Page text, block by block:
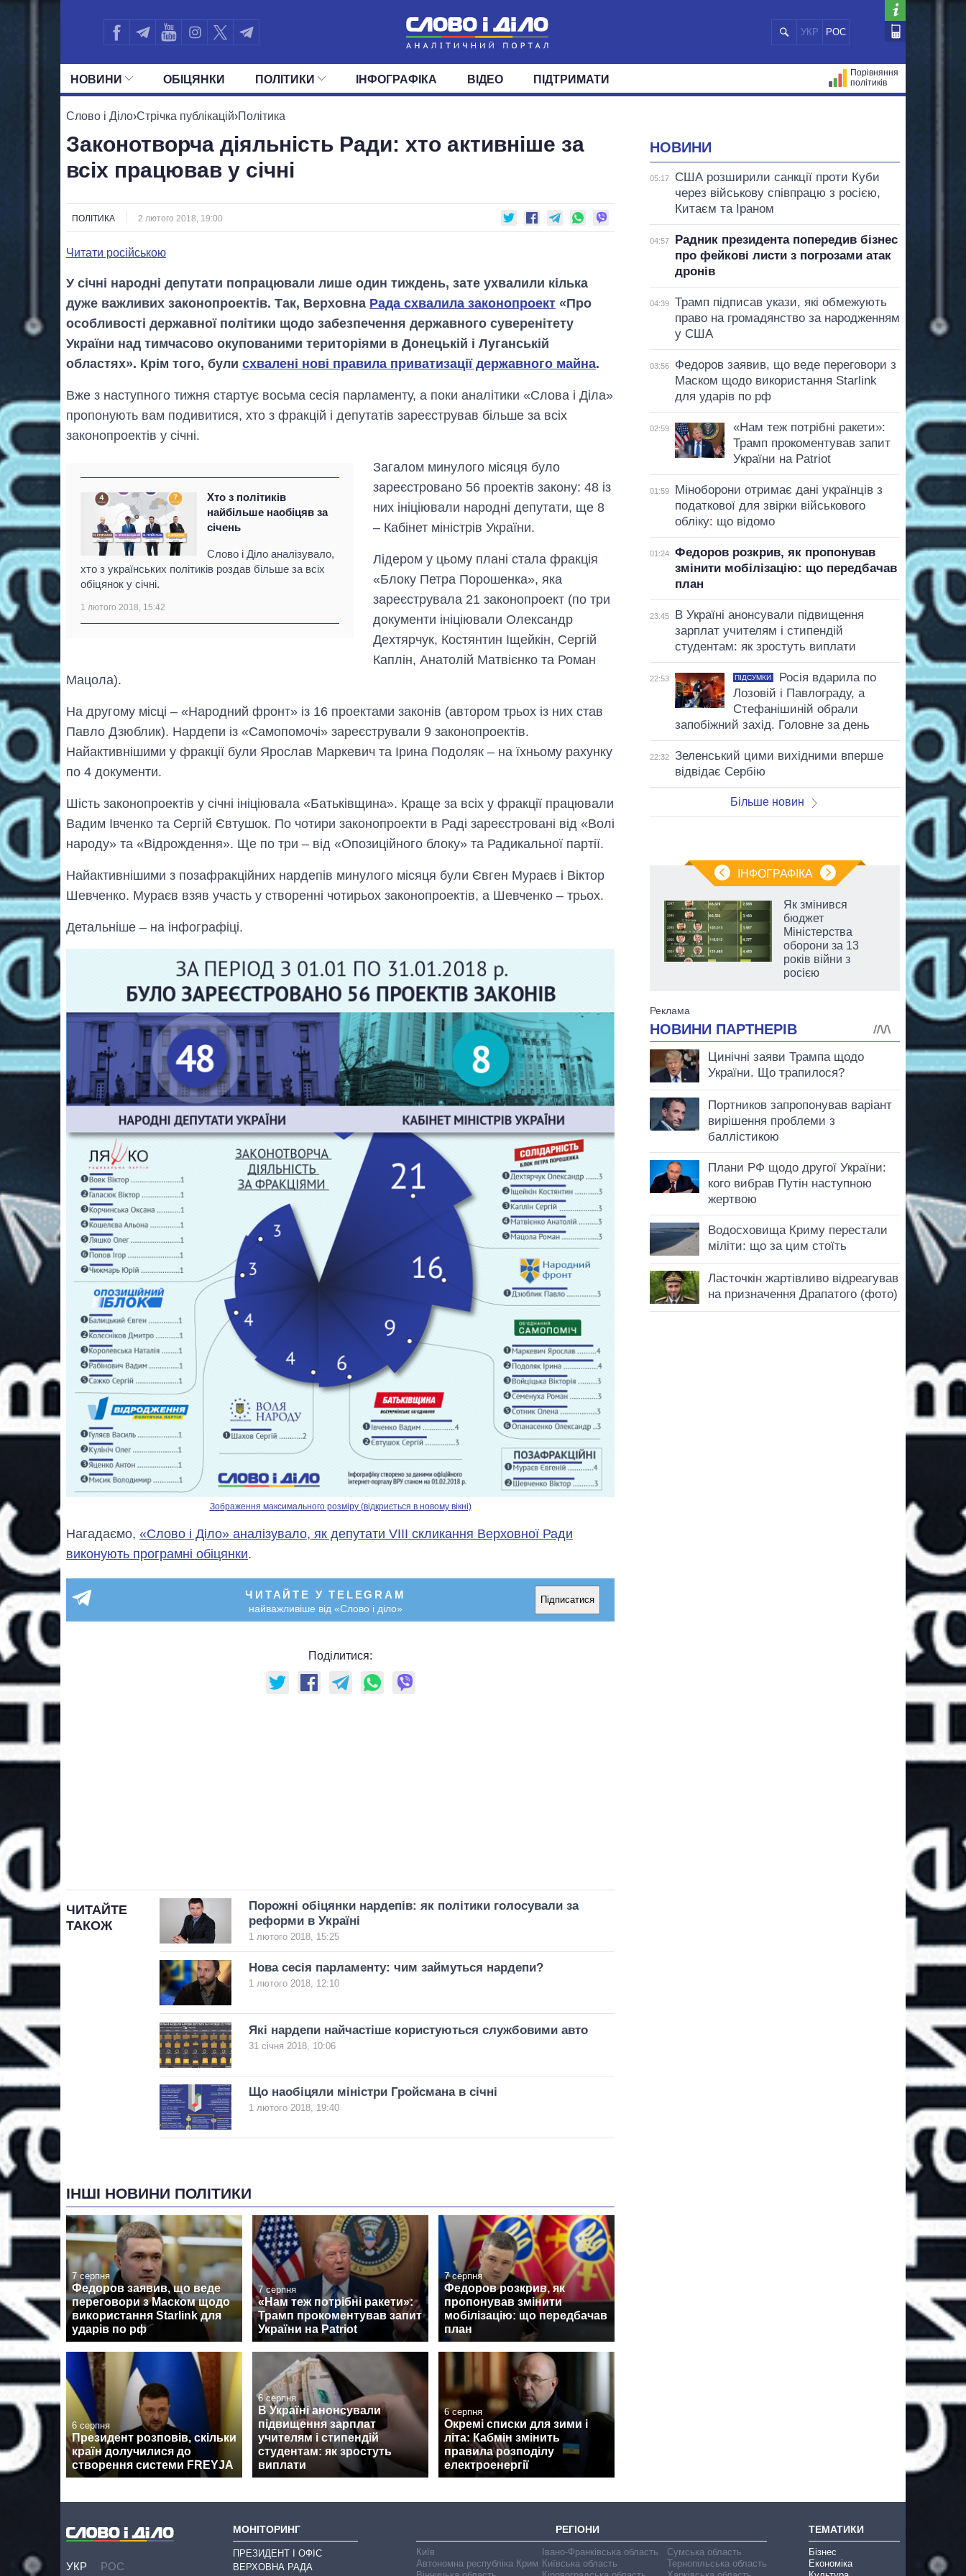
УКР РОС
НОВИНИ
ПОЛІТИКА ЕКОНОМІКА СУСПІЛЬСТВО СВІТ
ОБIЦЯНКИ ПОЛIТИКИ
УСІ ПОЛІТИКИ ПРЕЗИДЕНТ І ОФІС
ДЕПУТАТИ КОМІТЕТИ ФРАКЦІЇ ОКРУГИ
ІНФОГРАФІКА ВІДЕО ПІДТРИМАТИ
Порівняння
політиків
Слово і Діло›Стрічка публікацій›Політика
Законотворча діяльність Ради: хто активніше за
всіх працював у січні
ПОЛІТИКА 2 лютого 2018, 19:00
Читати російською
У січні народні депутати попрацювали лише один тиждень, зате ухвалили кілька
дуже важливих законопроектів. Так, Верховна Рада схвалила законопроект «Про
особливості державної політики щодо забезпечення державного суверенітету
України над тимчасово окупованими територіями в Донецькій і Луганській
областях». Крім того, були схвалені нові правила приватизації державного майна.
Вже з наступного тижня стартує восьма сесія парламенту, а поки аналітики «Слова і Діла»
пропонують вам подивитися, хто з фракцій і депутатів зареєстрував більше за всіх
законопроектів у січні.
Хто з політиків
найбільше наобіцяв за
січень
Слово і Діло аналізувало,
хто з українських політиків роздав більше за всіх
обіцянок у січні.
1 лютого 2018, 15:42
Загалом минулого місяця було
зареєстровано 56 проектів закону: 48 із
них ініціювали народні депутати, ще 8
– Кабінет міністрів України.
Лідером у цьому плані стала фракція
«Блоку Петра Порошенка», яка
зареєструвала 21 законопроект (по три
документи ініціювали Олександр
Дехтярчук, Костянтин Іщейкін, Сергій
Каплін, Анатолій Матвієнко та Роман
Мацола).
На другому місці – «Народний фронт» із 16 проектами законів (автором трьох із них став
Павло Дзюблик). Нардепи із «Самопомочі» зареєстрували 9 законопроектів.
Найактивнішими у фракції були Ярослав Маркевич та Ірина Подоляк – на їхньому рахунку
по 4 документи.
Шість законопроектів у січні ініціювала «Батьківщина». Краще за всіх у фракції працювали
Вадим Івченко та Сергій Євтушок. По чотири законопроекти в Раді зареєстровані від «Волі
народу» та «Відрождення». Ще по три – від «Опозиційного блоку» та Радикальної партії.
Найактивнішими з позафракційних нардепів минулого місяця були Євген Мураєв і Віктор
Шевченко. Мураєв взяв участь у створенні чотирьох законопроектів, а Шевченко – трьох.
Детальніше – на інфографіці.
Зображення максимального розміру (відкриється в новому вікні)
Нагадаємо, «Слово і Діло» аналізувало, як депутати VIII скликання Верховної Ради
виконують програмні обіцянки.
ЧИТАЙТЕ У TELEGRAM
найважливіше від «Слово і діло»
Підписатися
Поділитися:
ЧИТАЙТЕ
ТАКОЖ
Порожні обіцянки нардепів: як політики голосували за
реформи в Україні
1 лютого 2018, 15:25
Нова сесія парламенту: чим займуться нардепи?
1 лютого 2018, 12:10
Які нардепи найчастіше користуються службовими авто
31 січня 2018, 10:06
Що наобіцяли міністри Гройсмана в січні
1 лютого 2018, 19:40
ІНШІ НОВИНИ ПОЛІТИКИ
7 серпня
Федоров заявив, що веде
переговори з Маском щодо
використання Starlink для
ударів по рф
7 серпня
«Нам теж потрібні ракети»:
Трамп прокоментував запит
України на Patriot
7 серпня
Федоров розкрив, як
пропонував змінити
мобілізацію: що передбачав
план
6 серпня
Президент розповів, скільки
країн долучилися до
створення системи FREYJA
6 серпня
В Україні анонсували
підвищення зарплат
учителям і стипендій
студентам: як зростуть
виплати
6 серпня
Окремі списки для зими і
літа: Кабмін змінить
правила розподілу
електроенергії
НОВИНИ
05:17
США розширили санкції проти Куби
через військову співпрацю з росією,
Китаєм та Іраном
04:57
Радник президента попередив бізнес
про фейкові листи з погрозами атак
дронів
04:39
Трамп підписав укази, які обмежують
право на громадянство за народженням
у США
03:56
Федоров заявив, що веде переговори з
Маском щодо використання Starlink
для ударів по рф
02:59
«Нам теж потрібні ракети»:
Трамп прокоментував запит
України на Patriot
01:59
Міноборони отримає дані українців з
податкової для звірки військового
обліку: що відомо
01:24
Федоров розкрив, як пропонував
змінити мобілізацію: що передбачав
план
23:45
В Україні анонсували підвищення
зарплат учителям і стипендій
студентам: як зростуть виплати
22:53 ПІДСУМКИ
Росія вдарила по
Лозовій і Павлограду, а
Стефанішиній обрали
запобіжний захід. Головне за день
22:32
Зеленський цими вихідними вперше
відвідає Сербію
Більше новин
ІНФОГРАФІКА
Як за 10 років
Як змінився
бюджет
Міністерства
оборони за 13
років війни з
росією
УКР РОС
МОНІТОРИНГ
ПРЕЗИДЕНТ І ОФІС
ВЕРХОВНА РАДА
РЕГІОНИ
Київ
Автономна республіка Крим
Івано-Франківська область
Київська область
Сумська область
Тернопільська область
ТЕМАТИКИ
Бізнес
Економіка